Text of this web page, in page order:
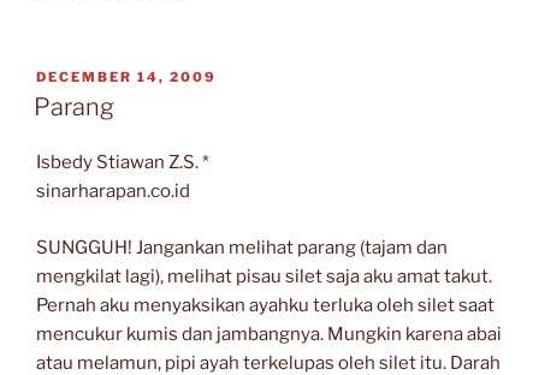
Stiawan
POSTED
ON
DECEMBER 14, 2009
Parang
Isbedy Stiawan Z.S. *
sinarharapan.co.id
SUNGGUH! Jangankan melihat parang (tajam dan
mengkilat lagi), melihat pisau silet saja aku amat takut.
Pernah aku menyaksikan ayahku terluka oleh silet saat
mencukur kumis dan jambangnya. Mungkin karena abai
atau melamun, pipi ayah terkelupas oleh silet itu. Darah